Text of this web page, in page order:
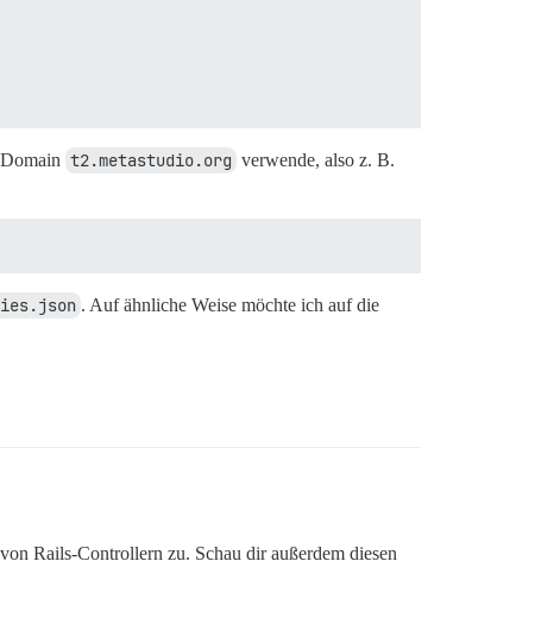
t2.metastudio.org verwende, also z. B.
. Auf ähnliche Weise möchte ich auf die
Rails-Controllern zu. Schau dir außerdem diesen